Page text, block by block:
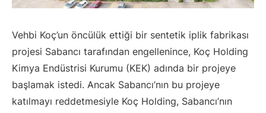
Vehbi Koç’un öncülük ettiği bir sentetik iplik fabrikası
projesi Sabancı tarafından engellenince, Koç Holding
Kimya Endüstrisi Kurumu (KEK) adında bir projeye
başlamak istedi. Ancak Sabancı’nın bu projeye
katılmayı reddetmesiyle Koç Holding, Sabancı’nın